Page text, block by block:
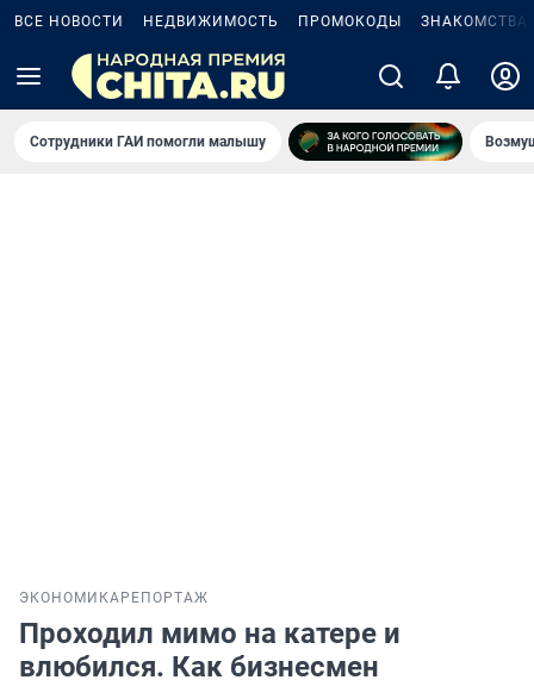
ВСЕ НОВОСТИ НЕДВИЖИМОСТЬ ПРОМОКОДЫ ЗНАКОМСТВА
Сотрудники ГАИ помогли малышу
ЭКОНОМИКА РЕПОРТАЖ
Проходил мимо на катере и
влюбился. Как бизнесмен